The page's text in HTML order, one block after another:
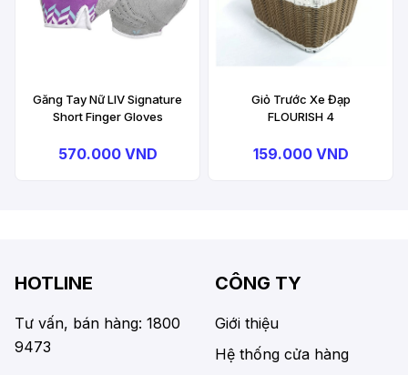
Găng Tay Nữ LIV Signature
Short Finger Gloves
570.000 VND
Giỏ Trước Xe Đạp
FLOURISH 4
159.000 VND
HOTLINE
Tư vấn, bán hàng: 1800
9473
CÔNG TY
Giới thiệu
Hệ thống cửa hàng